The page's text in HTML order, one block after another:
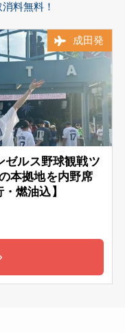
料無料！
成田発
ルス野球観戦ツ
本拠地を内野席
燃油込】